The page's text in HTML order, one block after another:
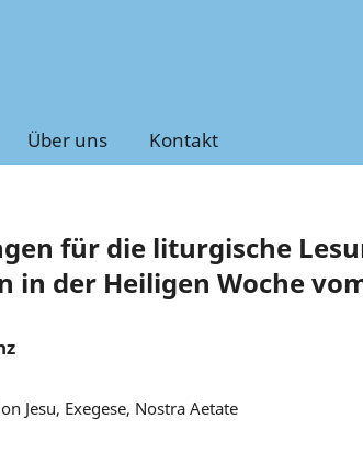
Über uns Kontakt
für die liturgische
in der Heiligen Woche
Jesu, Exegese, Nostra Aetate